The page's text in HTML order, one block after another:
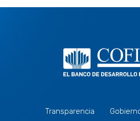
Transparencia